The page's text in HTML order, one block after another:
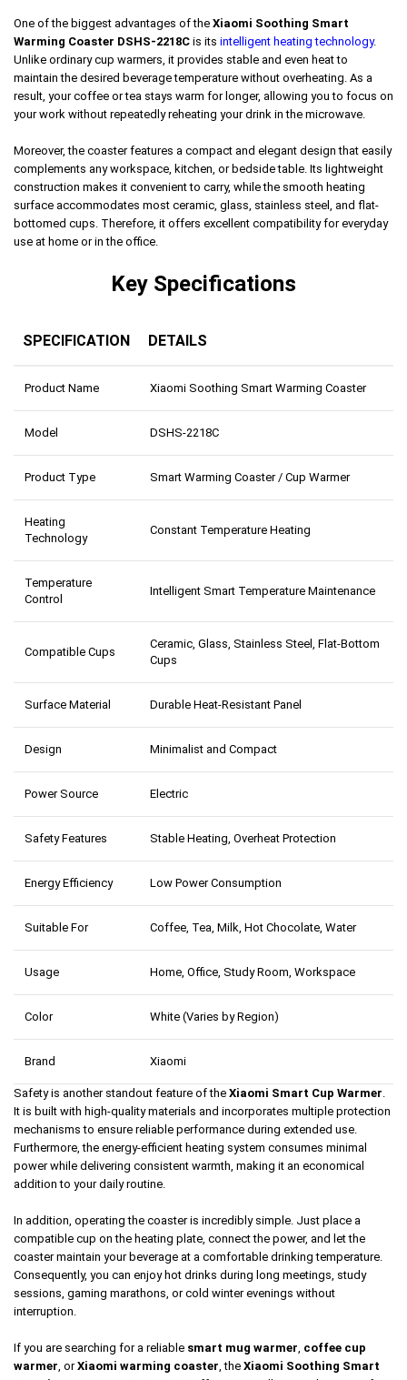
One of the biggest advantages of the Xiaomi Soothing Smart
Warming Coaster DSHS-2218C is its intelligent heating technology.
Unlike ordinary cup warmers, it provides stable and even heat to
maintain the desired beverage temperature without overheating. As a
result, your coffee or tea stays warm for longer, allowing you to focus on
your work without repeatedly reheating your drink in the microwave.
Moreover, the coaster features a compact and elegant design that easily
complements any workspace, kitchen, or bedside table. Its lightweight
construction makes it convenient to carry, while the smooth heating
surface accommodates most ceramic, glass, stainless steel, and flat-
bottomed cups. Therefore, it offers excellent compatibility for everyday
use at home or in the office.
Key Specifications
SPECIFICATION DETAILS
Product Name Xiaomi Soothing Smart Warming Coaster
Model DSHS-2218C
Product Type Smart Warming Coaster / Cup Warmer
Heating
Technology
Constant Temperature Heating
Temperature
Control
Intelligent Smart Temperature Maintenance
Compatible Cups
Ceramic, Glass, Stainless Steel, Flat-Bottom
Cups
Surface Material Durable Heat-Resistant Panel
Design Minimalist and Compact
Power Source Electric
Safety Features Stable Heating, Overheat Protection
Energy Efficiency Low Power Consumption
Suitable For Coffee, Tea, Milk, Hot Chocolate, Water
Usage Home, Office, Study Room, Workspace
Color White (Varies by Region)
Brand Xiaomi
Safety is another standout feature of the Xiaomi Smart Cup Warmer.
It is built with high-quality materials and incorporates multiple protection
mechanisms to ensure reliable performance during extended use.
Furthermore, the energy-efficient heating system consumes minimal
power while delivering consistent warmth, making it an economical
addition to your daily routine.
In addition, operating the coaster is incredibly simple. Just place a
compatible cup on the heating plate, connect the power, and let the
coaster maintain your beverage at a comfortable drinking temperature.
Consequently, you can enjoy hot drinks during long meetings, study
sessions, gaming marathons, or cold winter evenings without
interruption.
If you are searching for a reliable smart mug warmer, coffee cup
warmer, orXiaomi warming coaster, the Xiaomi Soothing Smart